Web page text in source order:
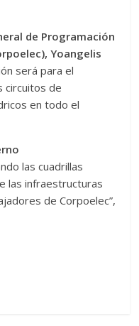
de Programación
Yoangelis
será para el
circuitos de
en todo el
las cuadrillas
las infraestructuras
de Corpoelec”,